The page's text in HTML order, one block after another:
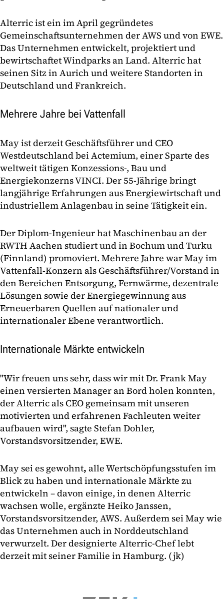
Alterric ist ein im April gegründetes
Gemeinschaftsunternehmen der AWS und von EWE.
Das Unternehmen entwickelt, projektiert und
bewirtschaftet Windparks an Land. Alterric hat
seinen Sitz in Aurich und weitere Standorten in
Deutschland und Frankreich.
Mehrere Jahre bei Vattenfall
May ist derzeit Geschäftsführer und CEO
Westdeutschland bei Actemium, einer Sparte des
weltweit tätigen Konzessions-, Bau und
Energiekonzerns VINCI. Der 55-Jährige bringt
langjährige Erfahrungen aus Energiewirtschaft und
industriellem Anlagenbau in seine Tätigkeit ein.
Der Diplom-Ingenieur hat Maschinenbau an der
RWTH Aachen studiert und in Bochum und Turku
(Finnland) promoviert. Mehrere Jahre war May im
Vattenfall-Konzern als Geschäftsführer/Vorstand in
den Bereichen Entsorgung, Fernwärme, dezentrale
Lösungen sowie der Energiegewinnung aus
Erneuerbaren Quellen auf nationaler und
internationaler Ebene verantwortlich.
Internationale Märkte entwickeln
"Wir freuen uns sehr, dass wir mit Dr. Frank May
einen versierten Manager an Bord holen konnten,
der Alterric als CEO gemeinsam mit unseren
motivierten und erfahrenen Fachleuten weiter
aufbauen wird", sagte Stefan Dohler,
Vorstandsvorsitzender, EWE.
May sei es gewohnt, alle Wertschöpfungsstufen im
Blick zu haben und internationale Märkte zu
entwickeln – davon einige, in denen Alterric
wachsen wolle, ergänzte Heiko Janssen,
Vorstandsvorsitzender, AWS. Außerdem sei May wie
das Unternehmen auch in Norddeutschland
verwurzelt. Der designierte Alterric-Chef lebt
derzeit mit seiner Familie in Hamburg. (jk)